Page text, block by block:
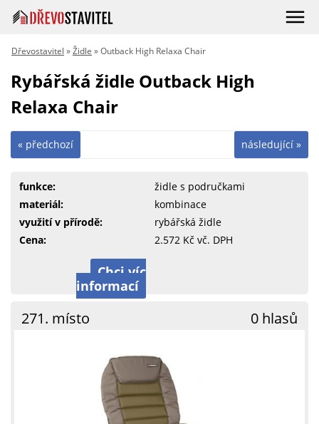
Dřevostavitel »Židle » Outback High Relaxa Chair
Rybářská židle Outback High
Relaxa Chair
následující »
« předchozí
funkce:
židle s područkami
materiál:
kombinace
využití v přírodě:
rybářská židle
Cena:
2.572 Kč vč. DPH
Chci víc
informací
271. místo 0 hlasů